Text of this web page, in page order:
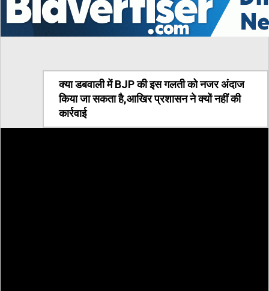
क्या डबवाली में BJP की इस गलती को नजर अंदाज
किया जा सकता है,आखिर प्रशासन ने क्यों नहीं की
कार्रवाई